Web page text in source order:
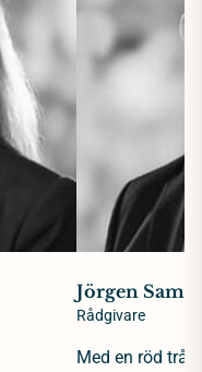
Jörgen
Rådgivare
Med en röd